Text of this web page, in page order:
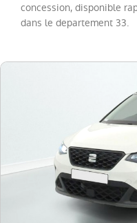
Puissance
Equipement
concession, disponible
dans le departement 33.